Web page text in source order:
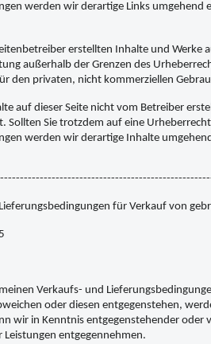
werden wir derartige Links umgehend
erstellten Inhalte und
außerhalb der Grenzen des
den privaten, nicht kommerziellen
auf dieser Seite nicht vom Betreiber
Sollten Sie trotzdem auf eine
werden wir derartige Inhalte
für Verkauf von
Verkaufs- und
oder diesen entgegenstehen,
wir in Kenntnis entgegenstehender oder
Leistungen entgegennehmen.